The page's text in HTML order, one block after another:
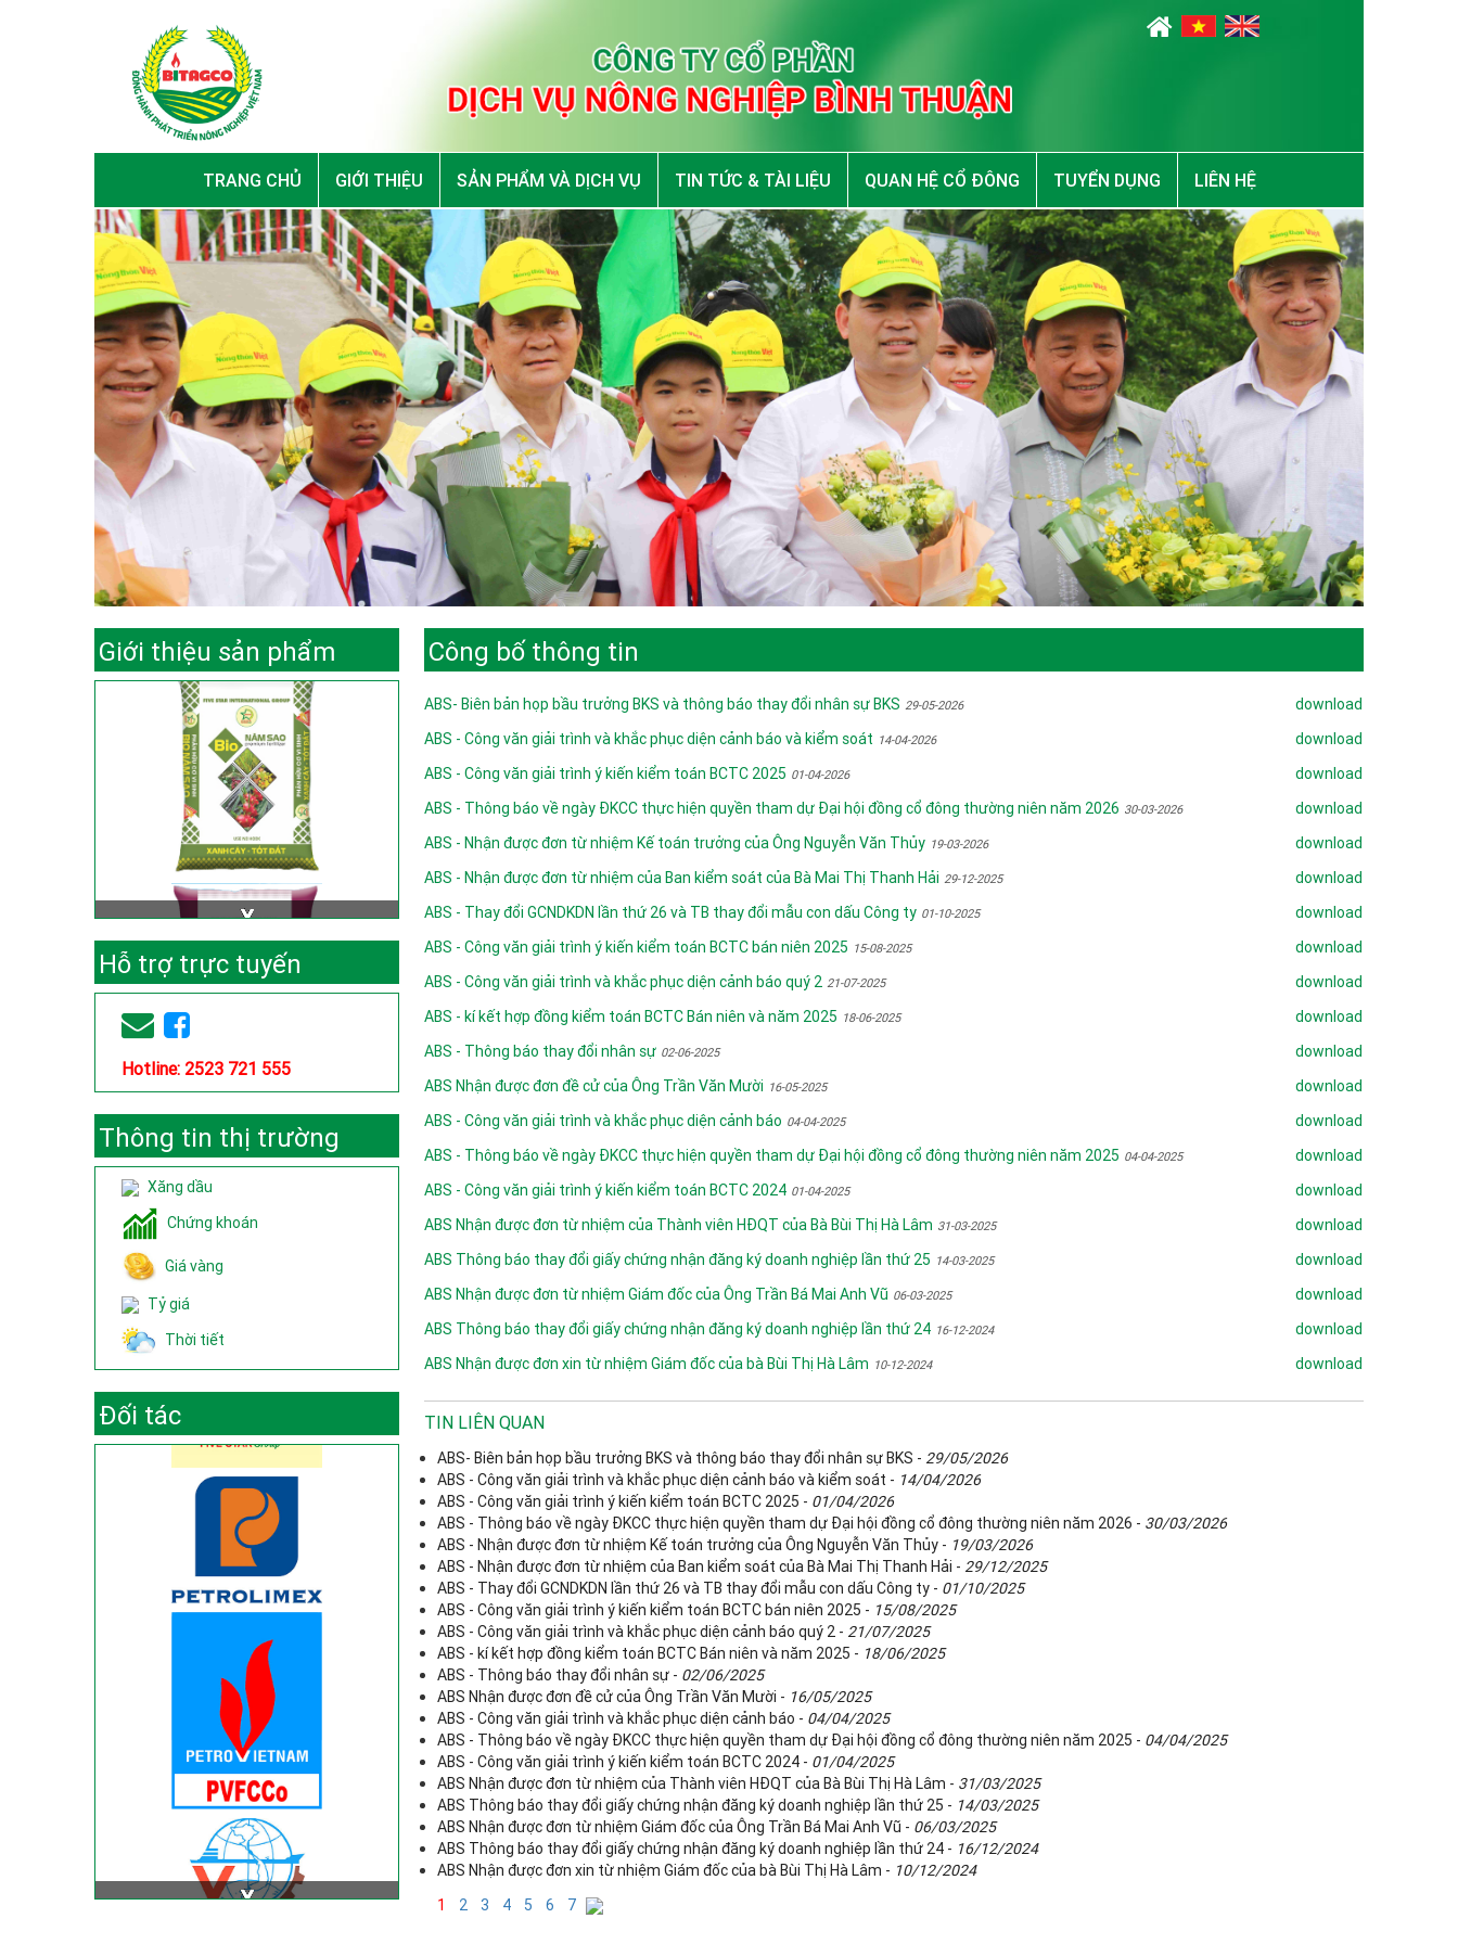
TRANG CHỦ GIỚI THIỆU SẢN PHẨM VÀ DỊCH VỤ TIN TỨC & TÀI LIỆU QUAN HỆ CỔ ĐÔNG TUYỂN DỤNG LIÊN HỆ
Giới thiệu sản phẩm
Hỗ trợ trực tuyến
Hotline: 2523 721 555
Thông tin thị trường
Xăng dầu
Chứng khoán
Giá vàng
Tỷ giá
Thời tiết
Đối tác
Công bố thông tin
ABS- Biên bản họp bầu trưởng BKS và thông báo thay đổi nhân sự BKS 29-05-2026
download
ABS - Công văn giải trình và khắc phục diện cảnh báo và kiểm soát 14-04-2026
download
ABS - Công văn giải trình ý kiến kiểm toán BCTC 2025 01-04-2026
download
ABS - Thông báo về ngày ĐKCC thực hiện quyền tham dự Đại hội đồng cổ đông thường niên năm 2026 30-03-2026
download
ABS - Nhận được đơn từ nhiệm Kế toán trưởng của Ông Nguyễn Văn Thủy 19-03-2026
download
ABS - Nhận được đơn từ nhiệm của Ban kiểm soát của Bà Mai Thị Thanh Hải 29-12-2025
download
ABS - Thay đổi GCNDKDN lần thứ 26 và TB thay đổi mẫu con dấu Công ty 01-10-2025
download
ABS - Công văn giải trình ý kiến kiểm toán BCTC bán niên 2025 15-08-2025
download
ABS - Công văn giải trình và khắc phục diện cảnh báo quý 2 21-07-2025
download
ABS - kí kết hợp đồng kiểm toán BCTC Bán niên và năm 2025 18-06-2025
download
ABS - Thông báo thay đổi nhân sự 02-06-2025
download
ABS Nhận được đơn đề cử của Ông Trần Văn Mười 16-05-2025
download
ABS - Công văn giải trình và khắc phục diện cảnh báo 04-04-2025
download
ABS - Thông báo về ngày ĐKCC thực hiện quyền tham dự Đại hội đồng cổ đông thường niên năm 2025 04-04-2025
download
ABS - Công văn giải trình ý kiến kiểm toán BCTC 2024 01-04-2025
download
ABS Nhận được đơn từ nhiệm của Thành viên HĐQT của Bà Bùi Thị Hà Lâm 31-03-2025
download
ABS Thông báo thay đổi giấy chứng nhận đăng ký doanh nghiệp lần thứ 25 14-03-2025
download
ABS Nhận được đơn từ nhiệm Giám đốc của Ông Trần Bá Mai Anh Vũ 06-03-2025
download
ABS Thông báo thay đổi giấy chứng nhận đăng ký doanh nghiệp lần thứ 24 16-12-2024
download
ABS Nhận được đơn xin từ nhiệm Giám đốc của bà Bùi Thị Hà Lâm 10-12-2024 download
TIN LIÊN QUAN
ABS- Biên bản họp bầu trưởng BKS và thông báo thay đổi nhân sự BKS - 29/05/2026
ABS - Công văn giải trình và khắc phục diện cảnh báo và kiểm soát - 14/04/2026
ABS - Công văn giải trình ý kiến kiểm toán BCTC 2025 - 01/04/2026
ABS - Thông báo về ngày ĐKCC thực hiện quyền tham dự Đại hội đồng cổ đông thường niên năm 2026 - 30/03/2026
ABS - Nhận được đơn từ nhiệm Kế toán trưởng của Ông Nguyễn Văn Thủy - 19/03/2026
ABS - Nhận được đơn từ nhiệm của Ban kiểm soát của Bà Mai Thị Thanh Hải - 29/12/2025
ABS - Thay đổi GCNDKDN lần thứ 26 và TB thay đổi mẫu con dấu Công ty - 01/10/2025
ABS - Công văn giải trình ý kiến kiểm toán BCTC bán niên 2025 - 15/08/2025
ABS - Công văn giải trình và khắc phục diện cảnh báo quý 2 - 21/07/2025
ABS - kí kết hợp đồng kiểm toán BCTC Bán niên và năm 2025 - 18/06/2025
ABS - Thông báo thay đổi nhân sự - 02/06/2025
ABS Nhận được đơn đề cử của Ông Trần Văn Mười - 16/05/2025
ABS - Công văn giải trình và khắc phục diện cảnh báo - 04/04/2025
ABS - Thông báo về ngày ĐKCC thực hiện quyền tham dự Đại hội đồng cổ đông thường niên năm 2025 - 04/04/2025
ABS - Công văn giải trình ý kiến kiểm toán BCTC 2024 - 01/04/2025
ABS Nhận được đơn từ nhiệm của Thành viên HĐQT của Bà Bùi Thị Hà Lâm - 31/03/2025
ABS Thông báo thay đổi giấy chứng nhận đăng ký doanh nghiệp lần thứ 25 - 14/03/2025
ABS Nhận được đơn từ nhiệm Giám đốc của Ông Trần Bá Mai Anh Vũ - 06/03/2025
ABS Thông báo thay đổi giấy chứng nhận đăng ký doanh nghiệp lần thứ 24 - 16/12/2024
ABS Nhận được đơn xin từ nhiệm Giám đốc của bà Bùi Thị Hà Lâm - 10/12/2024
1
2 3 4 5 6 7